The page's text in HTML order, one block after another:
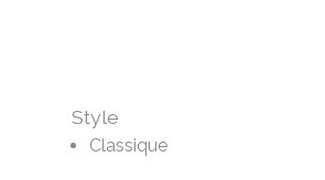
Style
Classique